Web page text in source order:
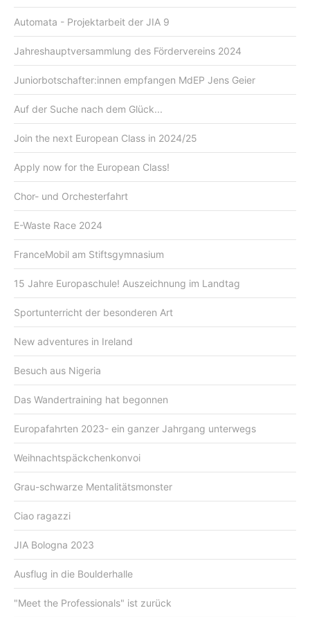
Automata - Projektarbeit der JIA 9
Jahreshauptversammlung des Fördervereins 2024
Juniorbotschafter:innen empfangen MdEP Jens Geier
Auf der Suche nach dem Glück...
Join the next European Class in 2024/25
Apply now for the European Class!
Chor- und Orchesterfahrt
E-Waste Race 2024
FranceMobil am Stiftsgymnasium
15 Jahre Europaschule! Auszeichnung im Landtag
Sportunterricht der besonderen Art
New adventures in Ireland
Besuch aus Nigeria
Das Wandertraining hat begonnen
Europafahrten 2023- ein ganzer Jahrgang unterwegs
Weihnachtspäckchenkonvoi
Grau-schwarze Mentalitätsmonster
Ciao ragazzi
JIA Bologna 2023
Ausflug in die Boulderhalle
"Meet the Professionals" ist zurück